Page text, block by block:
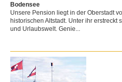
Bodensee
Unsere Pension liegt in der Oberstadt
historischen Altstadt. Unter ihr
und Urlaubswelt. Genie...